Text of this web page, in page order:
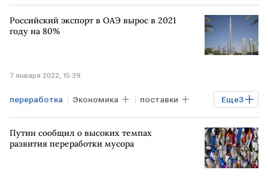
Гайдаровский форум бытовые отходы
Российский экспорт в ОАЭ вырос в 2021
году на 80%
7 января 2022, 15:39
Еще3
переработка Экономика поставки
экспорт ОАЭ Спутник V
Путин сообщил о высоких темпах
развития переработки мусора